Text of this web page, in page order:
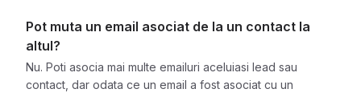
Pot muta un email asociat de la un contact la
altul?
Nu. Poti asocia mai multe emailuri aceluiasi lead sau
contact, dar odata ce un email a fost asociat cu un